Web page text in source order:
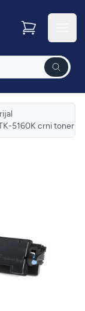
5160K crni toner